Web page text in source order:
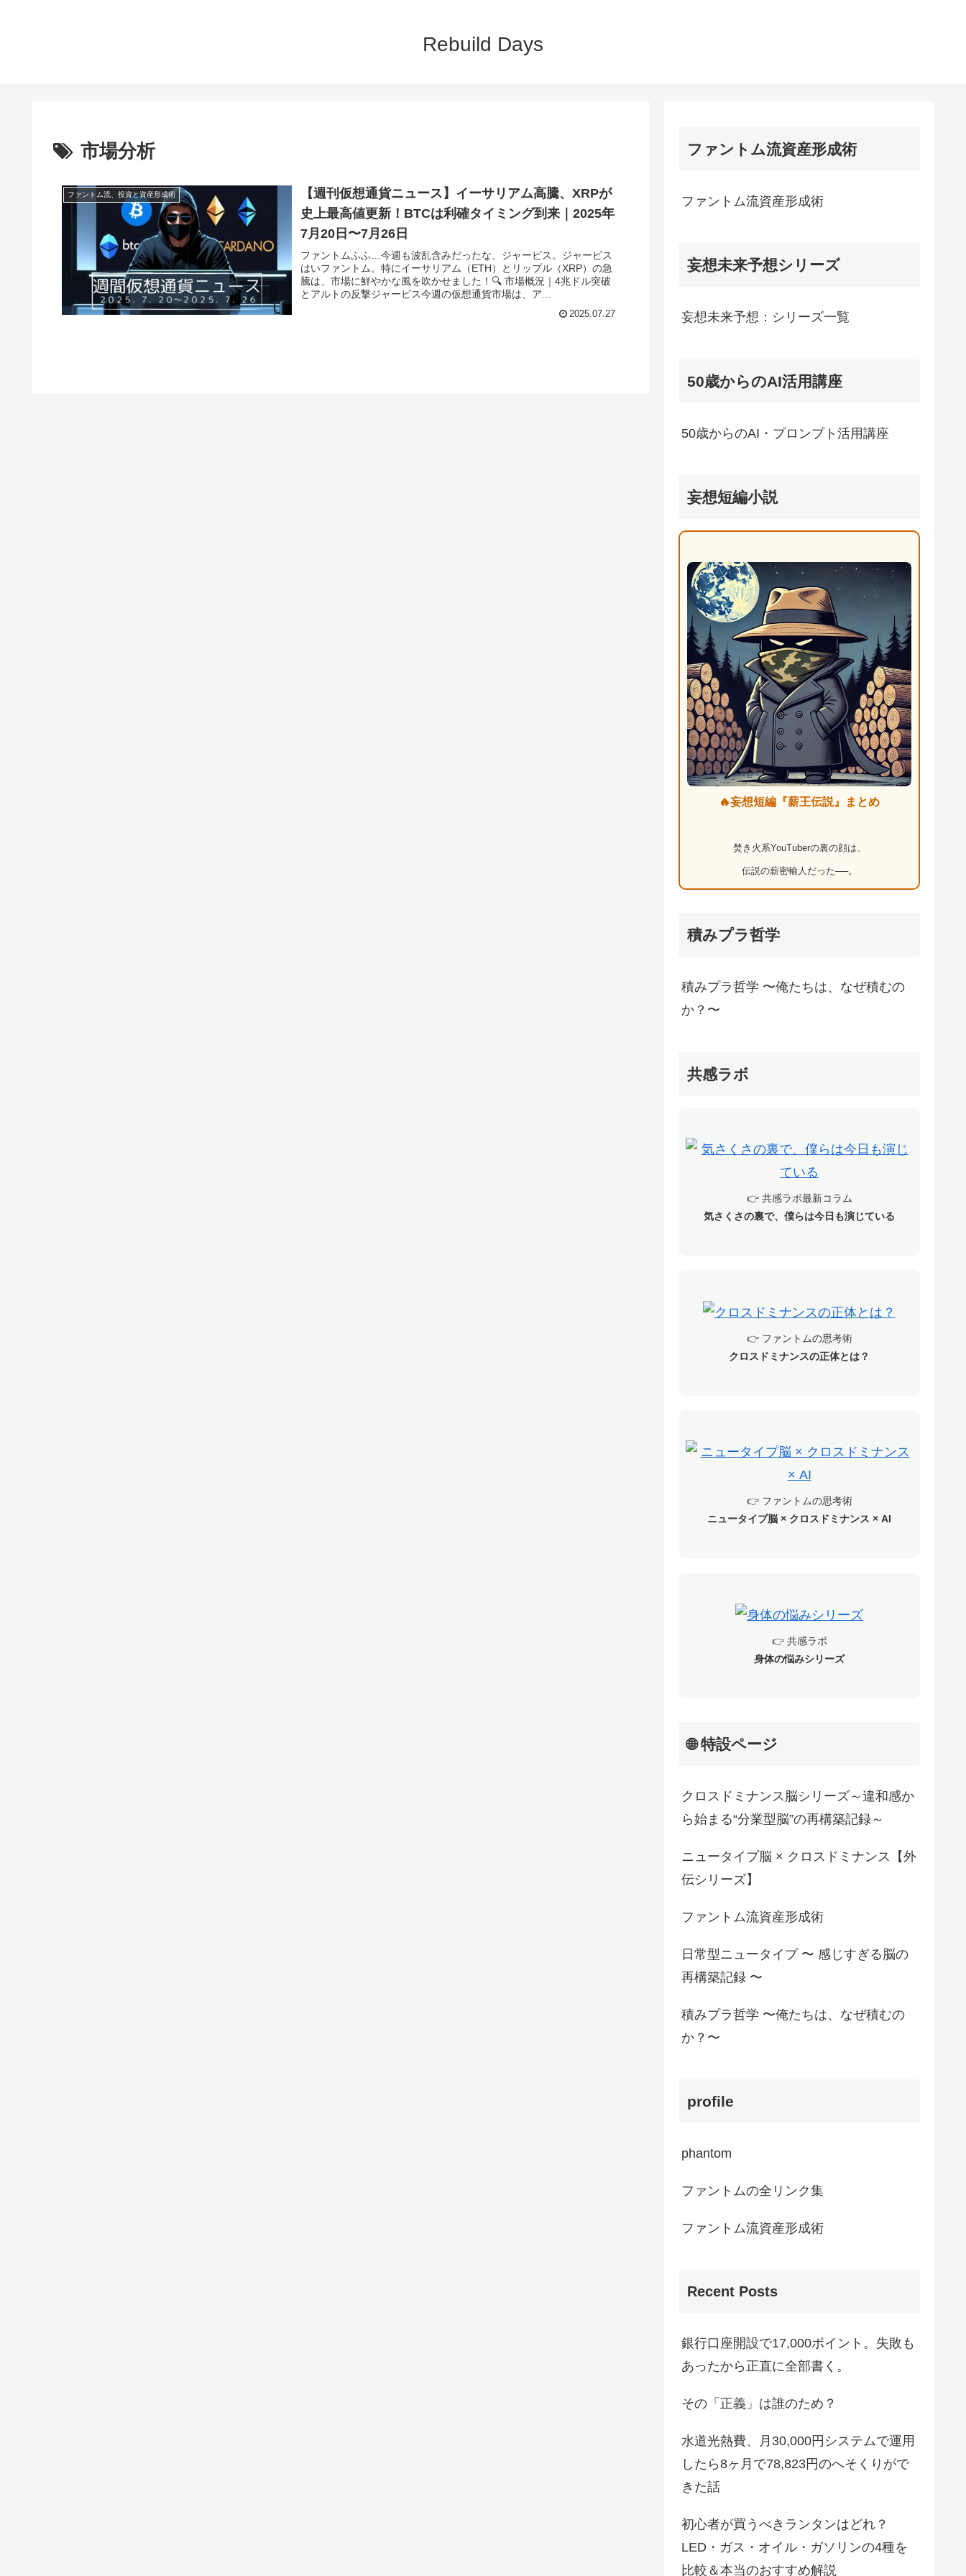
Rebuild Days
市場分析
ファントム流、投資と資産形成術
【週刊仮想通貨ニュース】イーサリアム高騰、XRPが
史上最高値更新！BTCは利確タイミング到来｜2025年
7月20日〜7月26日
ファントムふふ…今週も波乱含みだったな、ジャービス。ジャービス
はいファントム。特にイーサリアム（ETH）とリップル（XRP）の急
騰は、市場に鮮やかな風を吹かせました！🔍 市場概況｜4兆ドル突破
とアルトの反撃ジャービス今週の仮想通貨市場は、ア...
2025.07.27
ファントム流資産形成術
ファントム流資産形成術
妄想未来予想シリーズ
妄想未来予想：シリーズ一覧
50歳からのAI活用講座
50歳からのAI・プロンプト活用講座
妄想短編小説
🔥妄想短編『薪王伝説』まとめ
焚き火系YouTuberの裏の顔は、
伝説の薪密輸人だった──。
積みプラ哲学
積みプラ哲学 〜俺たちは、なぜ積むの
か？〜
共感ラボ
👉 共感ラボ最新コラム
気さくさの裏で、僕らは今日も演じている
👉 ファントムの思考術
クロスドミナンスの正体とは？
👉 ファントムの思考術
ニュータイプ脳 × クロスドミナンス × AI
👉 共感ラボ
身体の悩みシリーズ
🌐 特設ページ
クロスドミナンス脳シリーズ～違和感か
ら始まる“分業型脳”の再構築記録～
ニュータイプ脳 × クロスドミナンス【外
伝シリーズ】
ファントム流資産形成術
日常型ニュータイプ 〜 感じすぎる脳の
再構築記録 〜
積みプラ哲学 〜俺たちは、なぜ積むの
か？〜
profile
phantom
ファントムの全リンク集
ファントム流資産形成術
Recent Posts
銀行口座開設で17,000ポイント。失敗も
あったから正直に全部書く。
その「正義」は誰のため？
水道光熱費、月30,000円システムで運用
したら8ヶ月で78,823円のへそくりがで
きた話
初心者が買うべきランタンはどれ？
LED・ガス・オイル・ガソリンの4種を
比較＆本当のおすすめ解説